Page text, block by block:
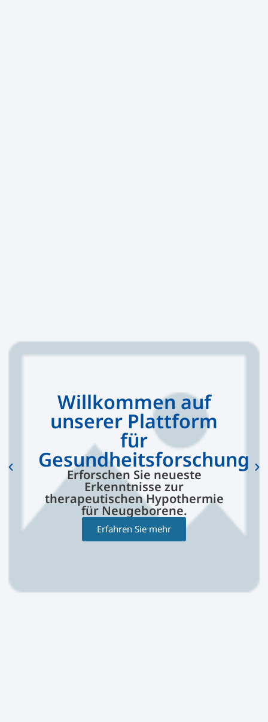
Willkommen auf
unserer Plattform
für
Gesundheitsforschung
Erforschen Sie neueste
Erkenntnisse zur
therapeutischen Hypothermie
für Neugeborene.
Erfahren Sie mehr